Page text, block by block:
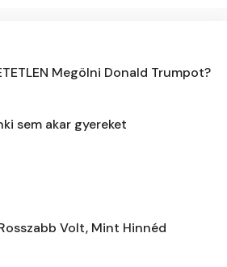
Megölni Donald Trumpot?
sem akar gyereket
Volt, Mint Hinnéd